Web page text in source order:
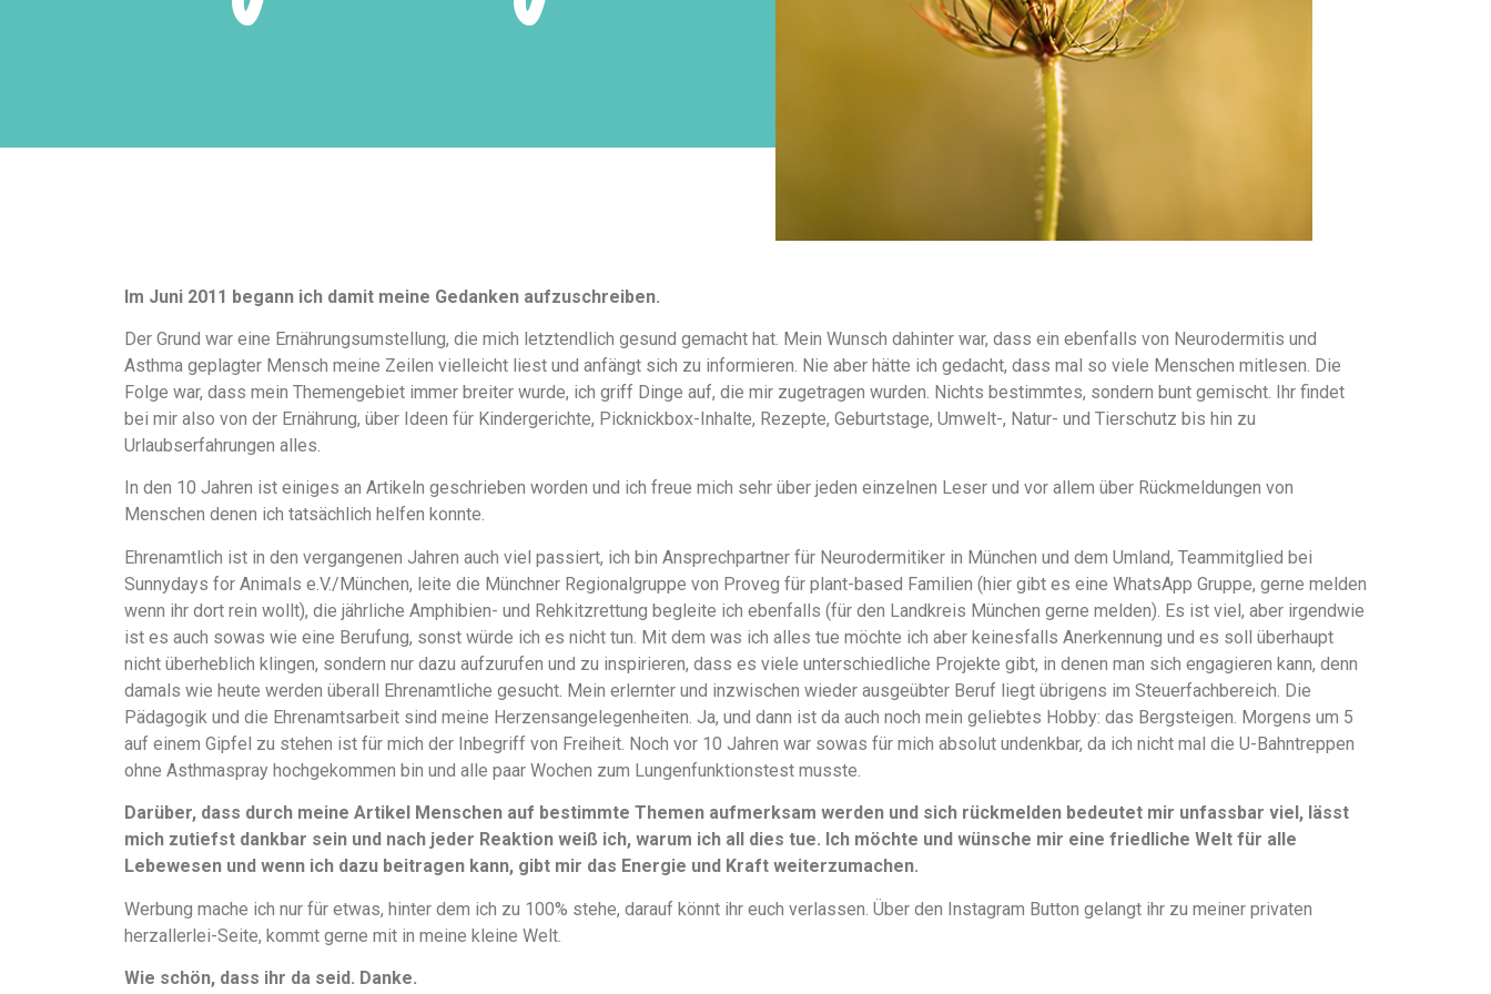
Im Juni 2011 begann ich damit meine Gedanken aufzuschreiben.
Der Grund war eine Ernährungsumstellung, die mich letztendlich gesund gemacht hat. Mein Wunsch dahinter war, dass ein ebenfalls von Neurodermitis und
Asthma geplagter Mensch meine Zeilen vielleicht liest und anfängt sich zu informieren. Nie aber hätte ich gedacht, dass mal so viele Menschen mitlesen. Die
Folge war, dass mein Themengebiet immer breiter wurde, ich griff Dinge auf, die mir zugetragen wurden. Nichts bestimmtes, sondern bunt gemischt. Ihr findet
bei mir also von der Ernährung, über Ideen für Kindergerichte, Picknickbox-Inhalte, Rezepte, Geburtstage, Umwelt-, Natur- und Tierschutz bis hin zu
Urlaubserfahrungen alles.
In den 10 Jahren ist einiges an Artikeln geschrieben worden und ich freue mich sehr über jeden einzelnen Leser und vor allem über Rückmeldungen von
Menschen denen ich tatsächlich helfen konnte.
Ehrenamtlich ist in den vergangenen Jahren auch viel passiert, ich bin Ansprechpartner für Neurodermitiker in München und dem Umland, Teammitglied bei
Sunnydays for Animals e.V./München, leite die Münchner Regionalgruppe von Proveg für plant-based Familien (hier gibt es eine WhatsApp Gruppe, gerne melden
wenn ihr dort rein wollt), die jährliche Amphibien- und Rehkitzrettung begleite ich ebenfalls (für den Landkreis München gerne melden). Es ist viel, aber irgendwie
ist es auch sowas wie eine Berufung, sonst würde ich es nicht tun. Mit dem was ich alles tue möchte ich aber keinesfalls Anerkennung und es soll überhaupt
nicht überheblich klingen, sondern nur dazu aufzurufen und zu inspirieren, dass es viele unterschiedliche Projekte gibt, in denen man sich engagieren kann, denn
damals wie heute werden überall Ehrenamtliche gesucht. Mein erlernter und inzwischen wieder ausgeübter Beruf liegt übrigens im Steuerfachbereich. Die
Pädagogik und die Ehrenamtsarbeit sind meine Herzensangelegenheiten. Ja, und dann ist da auch noch mein geliebtes Hobby: das Bergsteigen. Morgens um 5
auf einem Gipfel zu stehen ist für mich der Inbegriff von Freiheit. Noch vor 10 Jahren war sowas für mich absolut undenkbar, da ich nicht mal die U-Bahntreppen
ohne Asthmaspray hochgekommen bin und alle paar Wochen zum Lungenfunktionstest musste.
Darüber, dass durch meine Artikel Menschen auf bestimmte Themen aufmerksam werden und sich rückmelden bedeutet mir unfassbar viel, lässt
mich zutiefst dankbar sein und nach jeder Reaktion weiß ich, warum ich all dies tue. Ich möchte und wünsche mir eine friedliche Welt für alle
Lebewesen und wenn ich dazu beitragen kann, gibt mir das Energie und Kraft weiterzumachen.
Werbung mache ich nur für etwas, hinter dem ich zu 100% stehe, darauf könnt ihr euch verlassen. Über den Instagram Button gelangt ihr zu meiner privaten
herzallerlei-Seite, kommt gerne mit in meine kleine Welt.
Wie schön, dass ihr da seid. Danke.